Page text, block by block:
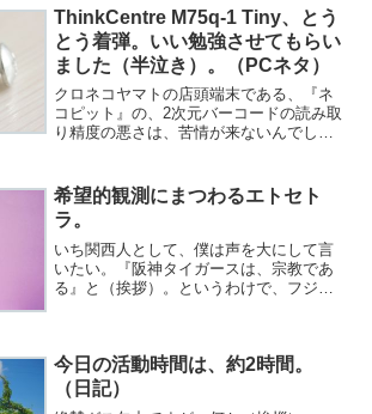
難儀している土曜日、...
ThinkCentre M75q-1 Tiny、とう
とう着弾。いい勉強させてもらい
ました（半泣き）。（PCネタ）
クロネコヤマトの店頭端末である、『ネ
コピット』の、2次元バーコードの読み取
り精度の悪さは、苦情が来ないんでしょ
で』とか言ったのは。今朝はメチャクチ
ャ冷えたじゃねえかコノ...
希望的観測にまつわるエトセト
ラ。
いち関西人として、僕は声を大にして言
いたい。『阪神タイガースは、宗教であ
る』と（挨拶）。というわけで、フジカ
き、皆様いかがお過ごしでし...
今日の活動時間は、約2時間。
（日記）